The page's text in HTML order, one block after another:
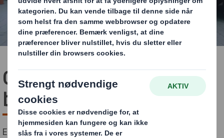
Gør din emballage mere
bæredygtig
Emballage, der gør din forretning mere bæredygtig